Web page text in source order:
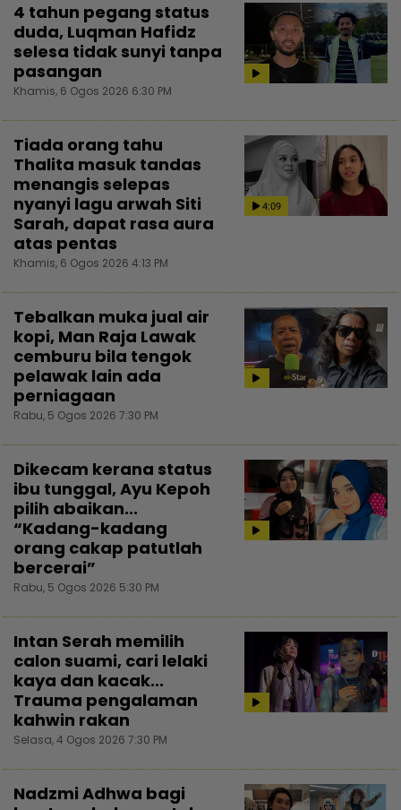
4 tahun pegang status
duda, Luqman Hafidz
selesa tidak sunyi tanpa
pasangan
Khamis, 6 Ogos 2026 6:30 PM
4:09
Tiada orang tahu
Thalita masuk tandas
menangis selepas
nyanyi lagu arwah Siti
Sarah, dapat rasa aura
atas pentas
Khamis, 6 Ogos 2026 4:13 PM
Tebalkan muka jual air
kopi, Man Raja Lawak
cemburu bila tengok
pelawak lain ada
perniagaan
Rabu, 5 Ogos 2026 7:30 PM
Dikecam kerana status
ibu tunggal, Ayu Kepoh
pilih abaikan...
“Kadang-kadang
orang cakap patutlah
bercerai”
Rabu, 5 Ogos 2026 5:30 PM
Intan Serah memilih
calon suami, cari lelaki
kaya dan kacak...
Trauma pengalaman
kahwin rakan
Selasa, 4 Ogos 2026 7:30 PM
Nadzmi Adhwa bagi